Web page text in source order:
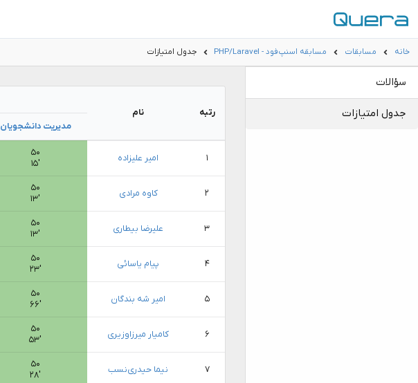
خانه مسابقات مسابقه اسنپ‌فود - PHP/Laravel جدول امتیازات
سؤالات
جدول امتیازات رتبه نام
مدیریت دانشجویان
۱ امیر علیزاده
۵۰
۱۵′
۲ کاوه مرادی
۵۰
۱۳′
۳ علیرضا بیطاری
۵۰
۱۳′
۴ پیام یاسائی
۵۰
۲۳′
۵ امیر شه بندگان
۵۰
۶۶′
۶ کامیار میرزاوزیری
۵۰
۵۳′
۷ نیما حیدری‌نسب
۵۰
۲۸′